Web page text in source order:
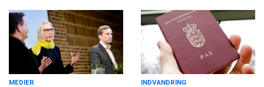
MEDIER INDVANDRING